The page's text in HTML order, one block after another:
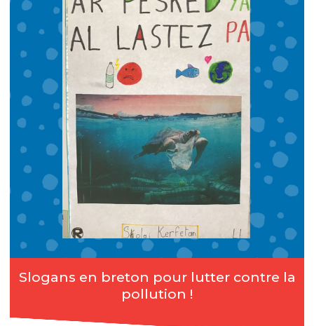
Slogans en breton pour lutter contre la
pollution !